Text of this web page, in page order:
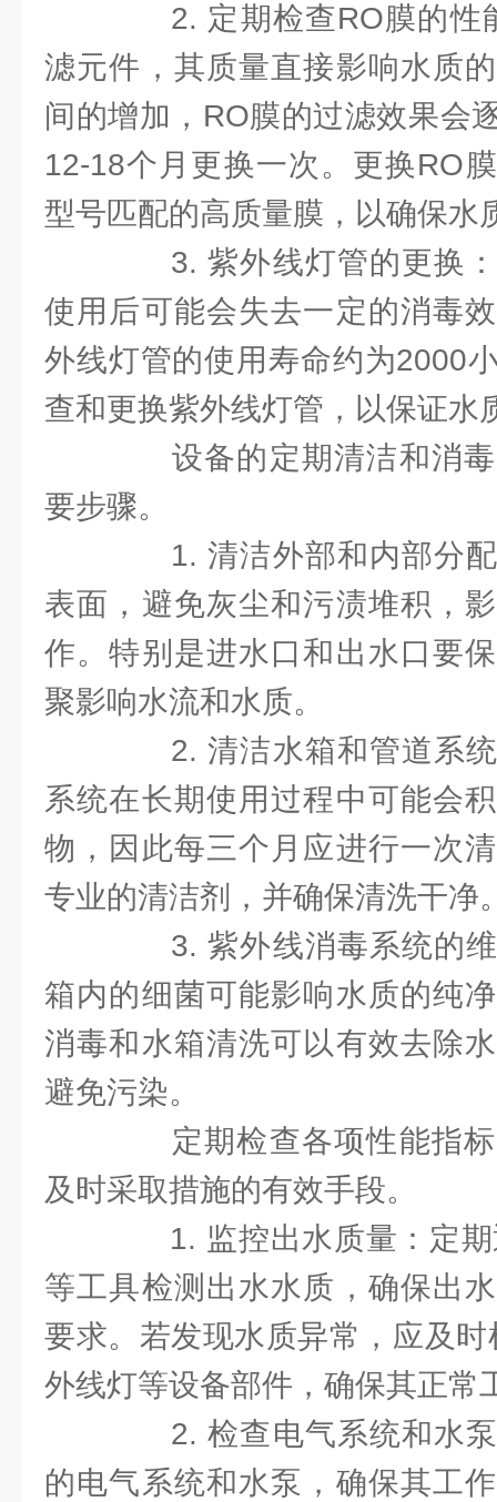
2. 定期检查RO膜的性
滤元件，其质量直接影响水质
间的增加，RO膜的过滤效果会
12-18个月更换一次。更换RO
型号匹配的高质量膜，以确保水
3. 紫外线灯管的更换：
使用后可能会失去一定的消毒
外线灯管的使用寿命约为2000
查和更换紫外线灯管，以保证水
设备的定期清洁和消毒
要步骤。
1. 清洁外部和内部分配
表面，避免灰尘和污渍堆积，
作。特别是进水口和出水口要
聚影响水流和水质。
2. 清洁水箱和管道系统
系统在长期使用过程中可能会
物，因此每三个月应进行一次
专业的清洁剂，并确保清洗干净
3. 紫外线消毒系统的维
箱内的细菌可能影响水质的纯
消毒和水箱清洗可以有效去除
避免污染。
定期检查各项性能指标
及时采取措施的有效手段。
1. 监控出水质量：定期
等工具检测出水水质，确保出
要求。若发现水质异常，应及
外线灯等设备部件，确保其正常
2. 检查电气系统和水泵
的电气系统和水泵，确保其工